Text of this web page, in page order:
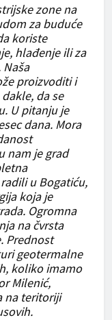
zone na
za buduće
koriste
hlađenje ili za
proizvoditi i
da se
U pitanju je
dana. Mora
nam je grad
u Bogatiću,
koja je
Ogromna
na čvrsta
Prednost
geotermalne
koliko imamo
Milenić,
na teritoriji